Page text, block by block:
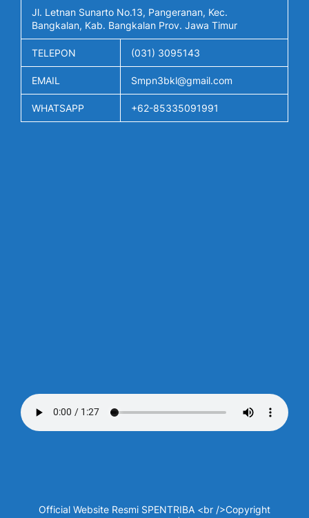
Jl. Letnan Sunarto No.13, Pangeranan, Kec.
Bangkalan, Kab. Bangkalan Prov. Jawa Timur
TELEPON (031) 3095143
EMAIL Smpn3bkl@gmail.com
WHATSAPP +62-85335091991
Official Website Resmi SPENTRIBA <br />Copyright